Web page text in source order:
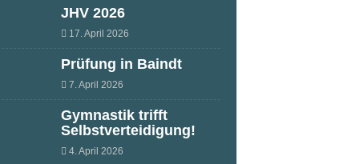
JHV 2026
17. April 2026
Prüfung in Baindt
7. April 2026
Gymnastik trifft
Selbstverteidigung!
4. April 2026